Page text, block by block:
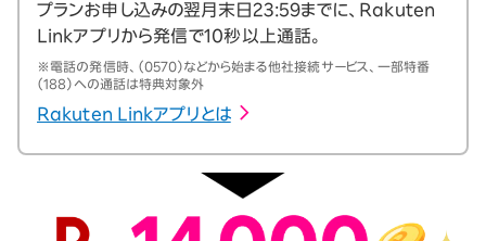
プランお申し込みの翌月末日23:59までに、Rakuten
Linkアプリから発信で10秒以上通話。
※電話の発信時、（0570）などから始まる他社接続サービス、一部特番
（188）への通話は特典対象外
Rakuten Linkアプリとは